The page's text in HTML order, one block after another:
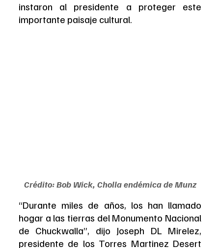
instaron al presidente a proteger este
importante paisaje cultural.
Crédito: Bob Wick, Cholla endémica de Munz
“Durante miles de años, los han llamado
hogar a las tierras del Monumento Nacional
de Chuckwalla”, dijo Joseph DL Mirelez,
presidente de los Torres Martinez Desert